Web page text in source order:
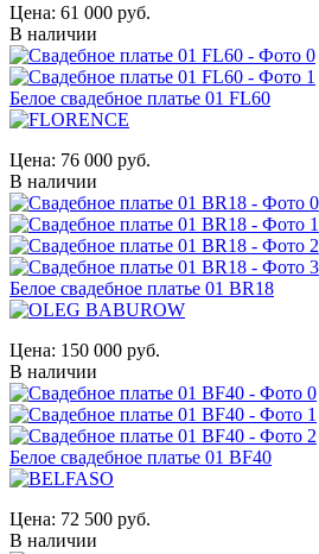
Цена: 61 000 руб.
В наличии
Белое свадебное платье 01 FL60
Цена: 76 000 руб.
В наличии
Белое свадебное платье 01 BR18
Цена: 150 000 руб.
В наличии
Белое свадебное платье 01 BF40
Цена: 72 500 руб.
В наличии